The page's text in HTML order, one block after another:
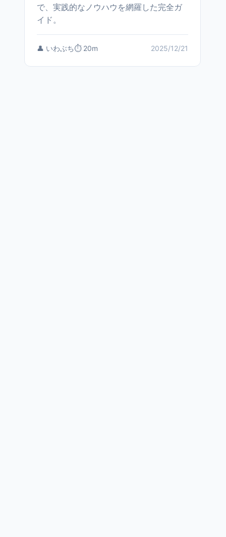
で、実践的なノウハウを網羅した完全ガ
イド。
👤 いわぶち⏱️ 20m 2025/12/21